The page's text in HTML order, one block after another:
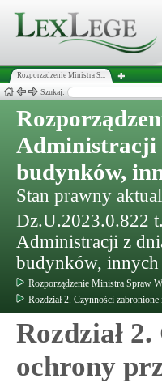
Rozporządzenie Ministra S...
Szukaj:
Administracji
budynków,
Stan prawny
Dz.U.2023.0.822
Administracji z
budynków,
Rozporządzenie Ministra Spraw
Rozdział 2. Czynności
Rozdział
ochrony